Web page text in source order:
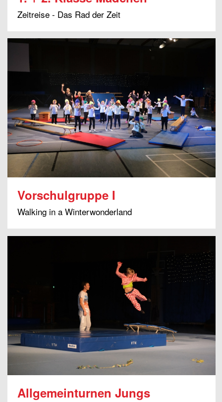
Zeitreise - Das Rad der Zeit
Vorschulgruppe I
Walking in a Winterwonderland
Allgemeinturnen Jungs